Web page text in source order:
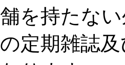
を持たな
定期雑誌